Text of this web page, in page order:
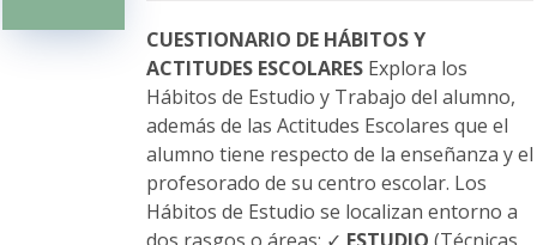
elegir
en
la
página
de
producto
CUESTIONARIO DE HÁBITOS Y
ACTITUDES ESCOLARESExplora los
Hábitos de Estudio y Trabajo del alumno,
además de las Actitudes Escolares que el
alumno tiene respecto de la enseñanza y el
profesorado de su centro escolar. Los
Hábitos de Estudio se localizan entorno a